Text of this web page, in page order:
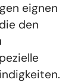
eignen
den